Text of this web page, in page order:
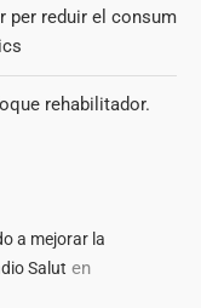
per reduir el consum
rehabilitador.
a mejorar la
Salut en